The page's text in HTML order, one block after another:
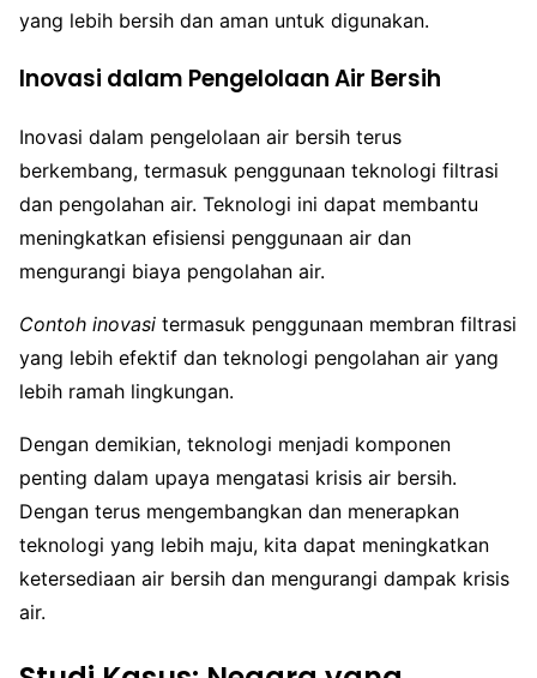
yang lebih bersih dan aman untuk digunakan.
Inovasi dalam Pengelolaan Air Bersih
Inovasi dalam pengelolaan air bersih terus
berkembang, termasuk penggunaan teknologi filtrasi
dan pengolahan air. Teknologi ini dapat membantu
meningkatkan efisiensi penggunaan air dan
mengurangi biaya pengolahan air.
Contoh inovasi termasuk penggunaan membran filtrasi
yang lebih efektif dan teknologi pengolahan air yang
lebih ramah lingkungan.
Dengan demikian, teknologi menjadi komponen
penting dalam upaya mengatasi krisis air bersih.
Dengan terus mengembangkan dan menerapkan
teknologi yang lebih maju, kita dapat meningkatkan
ketersediaan air bersih dan mengurangi dampak krisis
air.